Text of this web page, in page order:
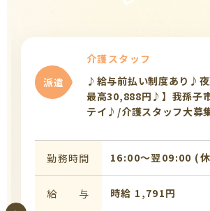
派遣
介護スタッフ
♪給与前払い制度あり♪夜
最高30,888円♪】我孫子
テイ♪/介護スタッフ大募
勤務時間 16:00〜翌09:00 (
給 与 時給 1,791円